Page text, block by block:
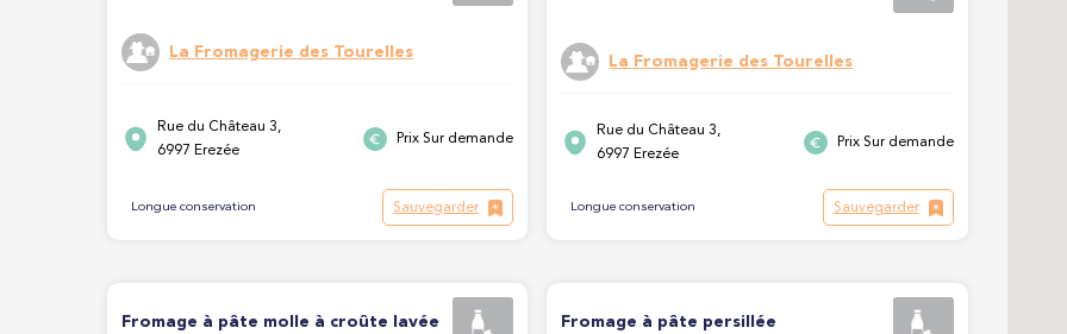
La Fromagerie des Tourelles
Rue du Château 3,
6997 Erezée
Prix Sur demande
Longue conservation Sauvegarder
La Fromagerie des Tourelles
Rue du Château 3,
6997 Erezée
Prix Sur demande
Longue conservation Sauvegarder
Fromage à pâte molle à croûte lavée Fromage à pâte persillée